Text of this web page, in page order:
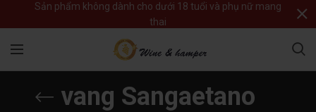
vang Sangaetano
Sản phẩm không dành cho dưới 18 tuổi và phụ nữ mang
thai